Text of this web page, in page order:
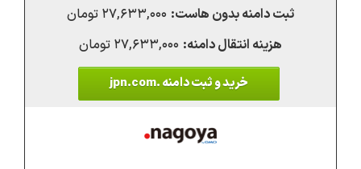
۲۷,۶۳۳,۰۰۰ تومان
۲۷,۶۳۳,۰۰۰ تومان
خرید و ثبت دامنه .jpn.com